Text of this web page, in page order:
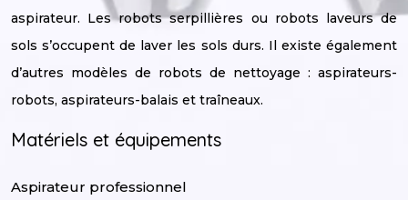
aspirateur. Les robots serpillières ou robots laveurs de
sols s’occupent de laver les sols durs. Il existe également
d’autres modèles de robots de nettoyage : aspirateurs-
robots, aspirateurs-balais et traîneaux.
Matériels et équipements
Aspirateur professionnel